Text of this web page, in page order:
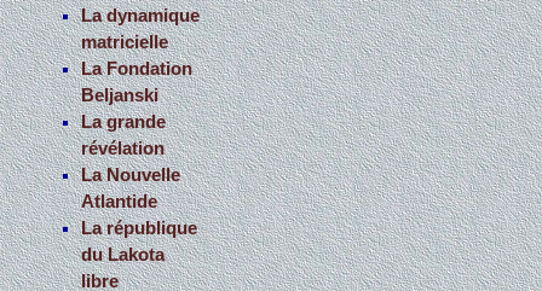
La dynamique
matricielle
La Fondation
Beljanski
La grande
révélation
La Nouvelle
Atlantide
La république
du Lakota
libre